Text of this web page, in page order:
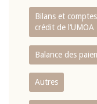
Bilans et
crédit de l‘UMOA
Balance des
Autres